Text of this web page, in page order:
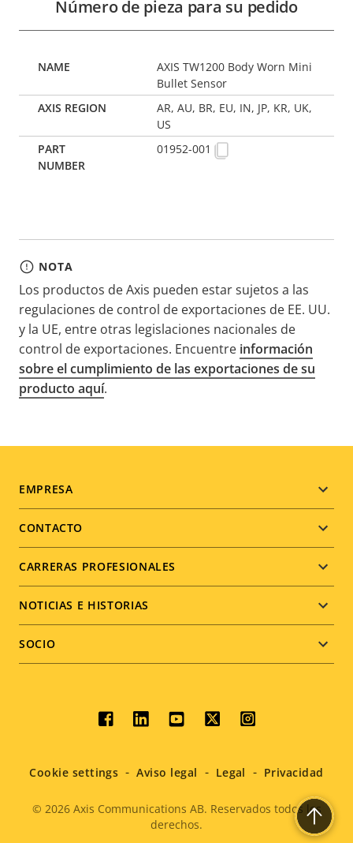
Número de pieza para su pedido
AXIS TW1200 Body Worn Mini
Bullet Sensor
AR, AU, BR, EU, IN, JP, KR, UK,
US
01952-001
NOTA
Los productos de Axis pueden estar sujetos a las
regulaciones de control de exportaciones de EE. UU.
y la UE, entre otras legislaciones nacionales de
control de exportaciones. Encuentre información
sobre el cumplimiento de las exportaciones de su
producto aquí.
Footer
menu
EMPRESA
CONTACTO
CARRERAS PROFESIONALES
NOTICIAS E HISTORIAS
SOCIO
Social
menu
© 2026Axis Communications AB. Reservados todos los
derechos.
Cookie settings Aviso legal Legal Privacidad